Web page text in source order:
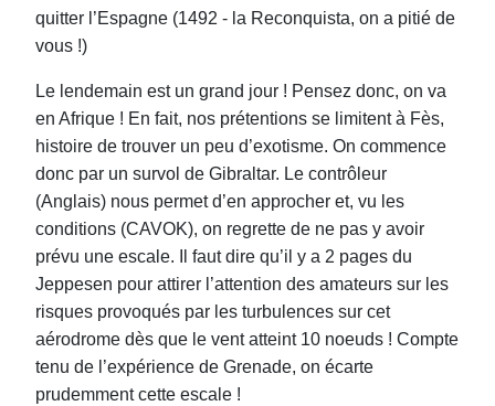
quitter l’Espagne (1492 - la Reconquista, on a pitié de
vous !)
Le lendemain est un grand jour ! Pensez donc, on va
en Afrique ! En fait, nos prétentions se limitent à Fès,
histoire de trouver un peu d’exotisme. On commence
donc par un survol de Gibraltar. Le contrôleur
(Anglais) nous permet d’en approcher et, vu les
conditions (CAVOK), on regrette de ne pas y avoir
prévu une escale. Il faut dire qu’il y a 2 pages du
Jeppesen pour attirer l’attention des amateurs sur les
risques provoqués par les turbulences sur cet
aérodrome dès que le vent atteint 10 noeuds ! Compte
tenu de l’expérience de Grenade, on écarte
prudemment cette escale !